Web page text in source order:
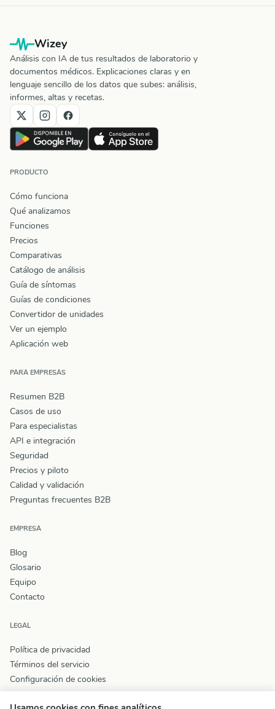
Wizey
Análisis con IA de tus resultados de laboratorio y
documentos médicos. Explicaciones claras y en
lenguaje sencillo de los datos que subes: análisis,
informes, altas y recetas.
PRODUCTO
Cómo funciona
Qué analizamos
Funciones
Precios
Comparativas
Catálogo de análisis
Guía de síntomas
Guías de condiciones
Convertidor de unidades
Ver un ejemplo
Aplicación web
PARA EMPRESAS
Resumen B2B
Casos de uso
Para especialistas
API e integración
Seguridad
Precios y piloto
Calidad y validación
Preguntas frecuentes B2B
EMPRESA
Blog
Glosario
Equipo
Contacto
LEGAL
Política de privacidad
Términos del servicio
Configuración de cookies